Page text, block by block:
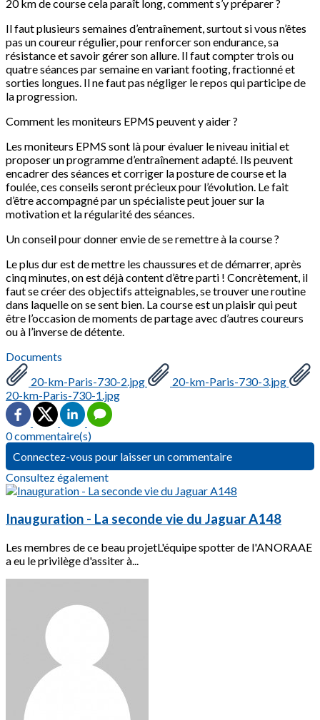
20 km de course cela paraît long, comment s’y préparer ?
Il faut plusieurs semaines d’entraînement, surtout si vous n’êtes
pas un coureur régulier, pour renforcer son endurance, sa
résistance et savoir gérer son allure. Il faut compter trois ou
quatre séances par semaine en variant footing, fractionné et
sorties longues. Il ne faut pas négliger le repos qui participe de
la progression.
Comment les moniteurs EPMS peuvent y aider ?
Les moniteurs EPMS sont là pour évaluer le niveau initial et
proposer un programme d’entraînement adapté. Ils peuvent
encadrer des séances et corriger la posture de course et la
foulée, ces conseils seront précieux pour l’évolution. Le fait
d’être accompagné par un spécialiste peut jouer sur la
motivation et la régularité des séances.
Un conseil pour donner envie de se remettre à la course ?
Le plus dur est de mettre les chaussures et de démarrer, après
cinq minutes, on est déjà content d’être parti ! Concrètement, il
faut se créer des objectifs atteignables, se trouver une routine
dans laquelle on se sent bien. La course est un plaisir qui peut
être l’occasion de moments de partage avec d’autres coureurs
ou à l’inverse de détente.
Documents
20-km-Paris-730-2.jpg
20-km-Paris-730-3.jpg
20-km-Paris-730-1.jpg
0 commentaire(s)
Connectez-vous pour laisser un commentaire
Consultez également
Inauguration - La seconde vie du Jaguar A148
Les membres de ce beau projetL'équipe spotter de l'ANORAAE
a eu le privilège d'assiter à...